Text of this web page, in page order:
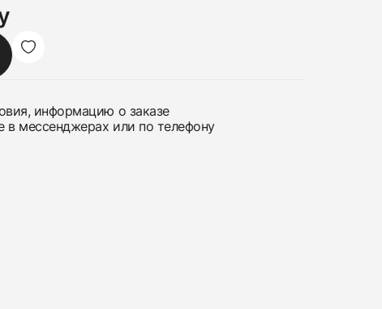
информацию о заказе
в мессенджерах или по телефону